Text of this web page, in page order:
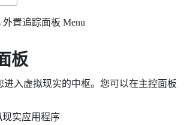
外置追踪面板 Menu
板
进入虚拟现实的中枢。您可以在主控面板
实应用程序